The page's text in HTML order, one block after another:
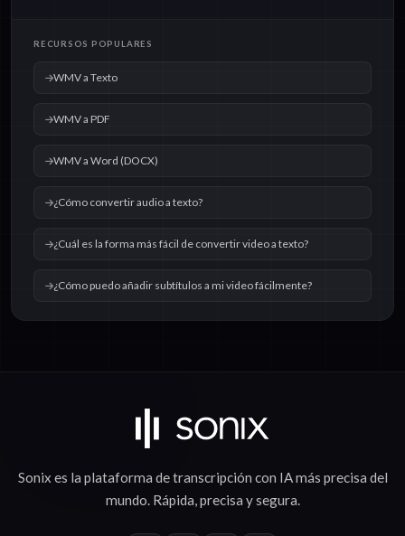
RECURSOS POPULARES
WMV a Texto
WMV a PDF
WMV a Word (DOCX)
¿Cómo convertir audio a texto?
¿Cuál es la forma más fácil de convertir video a texto?
¿Cómo puedo añadir subtítulos a mi video fácilmente?
Sonix es la plataforma detranscripción con IAmás precisa del
mundo. Rápida,precisa ysegura.